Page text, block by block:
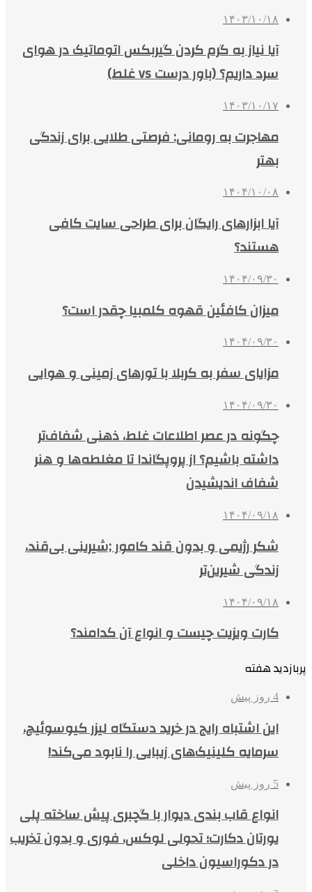
۱۴۰۳/۱۰/۱۸
آیا نیاز به گرم کردن گیربکس اتوماتیک در هوای
سرد داریم؟ (باور درست vs غلط)
۱۴۰۳/۱۰/۱۷
مهاجرت به رومانی: فرصتی طلایی برای زندگی
بهتر
۱۴۰۴/۱۰/۰۸
آیا ابزارهای رایگان برای طراحی سایت کافی
هستند؟
۱۴۰۴/۰۹/۳۰
میزان کافئین قهوه کلمبیا چقدر است؟
۱۴۰۴/۰۹/۳۰
مزایای سفر به کربلا با تورهای زمینی و هوایی
۱۴۰۴/۰۹/۳۰
چگونه در عصر اطلاعات غلط، ذهنی شفاف‌تر
داشته باشیم؟ از پروپگاندا تا مغلطه‌ها و هنر
شفاف اندیشیدن
۱۴۰۴/۰۹/۱۸
شکر رژیمی و بدون قند کامور ;شیرینی بی‌قند،
زندگی شیرین‌تر
۱۴۰۴/۰۹/۱۸
کارت ویزیت چیست و انواع آن کدامند؟
پربازدید هفته
4 روز پیش
این اشتباه رایج در خرید دستگاه لیزر کیوسوئیچ،
سرمایه کلینیک‌های زیبایی را نابود می‌کند!
5 روز پیش
انواع قاب بندی دیوار با گچبری پیش ساخته پلی
یورتان دکارت؛ تحولی لوکس، فوری و بدون تخریب
در دکوراسیون داخلی